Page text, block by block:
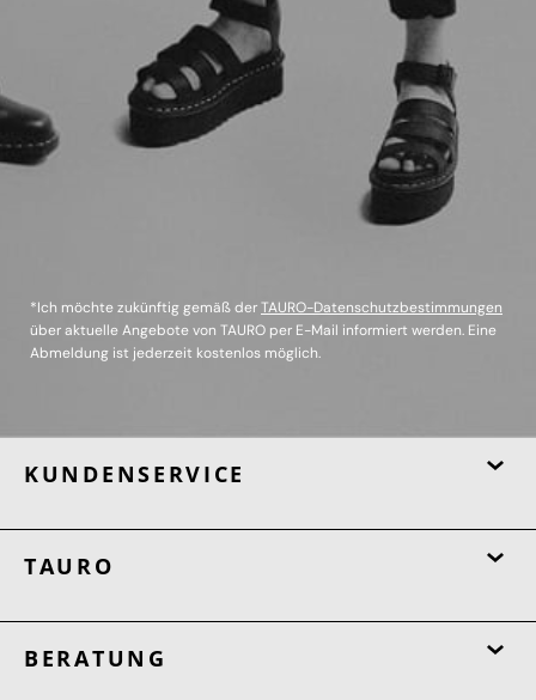
*Ich möchte zukünftig gemäß derTAURO-Datenschutzbestimmungen
über aktuelle Angebote von TAURO per E-Mail informiert werden. Eine
Abmeldung ist jederzeit kostenlos möglich.
KUNDENSERVICE
TAURO
BERATUNG